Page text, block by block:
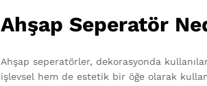
Ahşap Seperatör
Ahşap seperatörler, dekorasyonda
işlevsel hem de estetik bir öğe olarak